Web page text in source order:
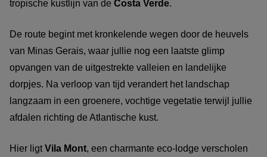
tropische kustlijn van de Costa Verde.
De route begint met kronkelende wegen door de heuvels
van Minas Gerais, waar jullie nog een laatste glimp
opvangen van de uitgestrekte valleien en landelijke
dorpjes. Na verloop van tijd verandert het landschap
langzaam in een groenere, vochtige vegetatie terwijl jullie
afdalen richting de Atlantische kust.
Hier ligtVila Mont, een charmante eco-lodge verscholen